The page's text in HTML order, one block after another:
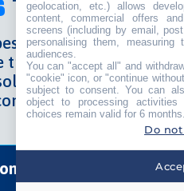
un
travail sécurisé et
de
geolocation, etc.) allows
content, commercial offers
screens (including by email,
personalising them, measuring
audiences.
You can "accept all" and
"cookie" icon, or "continue
subject to consent. You can
object to processing
choices remain valid for 6
Do